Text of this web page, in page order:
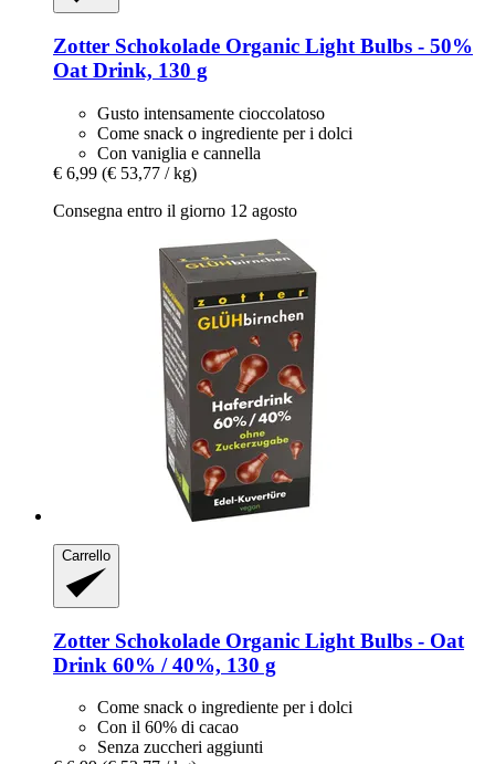
Zotter Schokolade Organic Light Bulbs -​ 50%
Oat Drink, 130 g
Gusto intensamente cioccolatoso
Come snack o ingrediente per i dolci
Con vaniglia e cannella
€ 6,99 (€ 53,77 / kg)
Consegna entro il giorno 12 agosto
Carrello
Zotter Schokolade Organic Light Bulbs -​ Oat
Drink 60% / 40%, 130 g
Come snack o ingrediente per i dolci
Con il 60% di cacao
Senza zuccheri aggiunti